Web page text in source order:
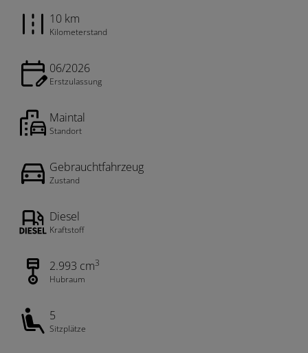
10 km
Kilometerstand
06/2026
Erstzulassung
Maintal
Standort
Gebrauchtfahrzeug
Zustand
Diesel
Kraftstoff
2.993 cm3
Hubraum
5
Sitzplätze